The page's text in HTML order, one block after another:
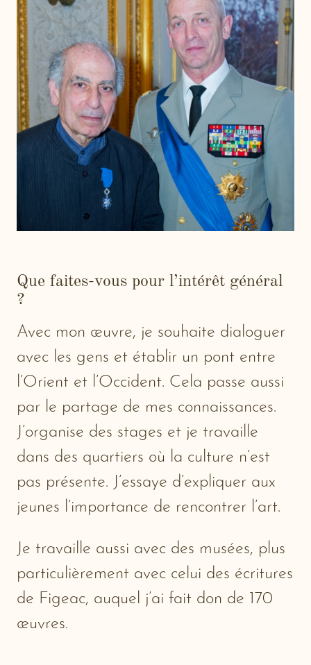
Que faites-vous pour l’intérêt général
?
Avec mon œuvre, je souhaite dialoguer
avec les gens et établir un pont entre
l’Orient et l’Occident. Cela passe aussi
par le partage de mes connaissances.
J’organise des stages et je travaille
dans des quartiers où la culture n’est
pas présente. J’essaye d’expliquer aux
jeunes l’importance de rencontrer l’art.
Je travaille aussi avec des musées, plus
particulièrement avec celui des écritures
de Figeac, auquel j’ai fait don de 170
œuvres.